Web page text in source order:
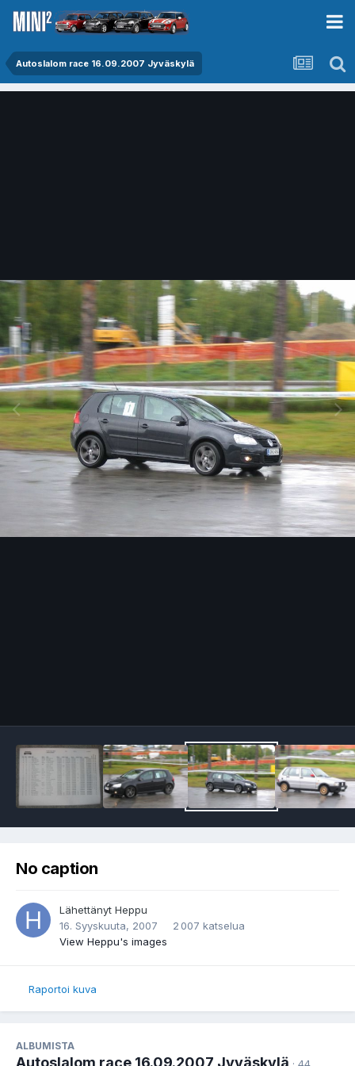
Autoslalom race 16.09.2007 Jyväskylä
No caption
Lähettänyt Heppu
16. Syyskuuta, 2007
2 007 katselua
View Heppu's images
Raportoi kuva
ALBUMISTA
Autoslalom race 16.09.2007 Jyväskylä